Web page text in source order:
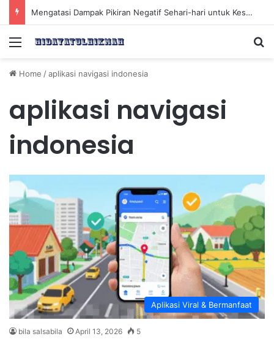
Mengatasi Dampak Pikiran Negatif Sehari-hari untuk Kesehatan Mental yang Lebih Baik
Menu
Home /aplikasi navigasi indonesia
aplikasi navigasi
indonesia
Aplikasi Viral & Bermanfaat
bila salsabila April 13, 2026 5